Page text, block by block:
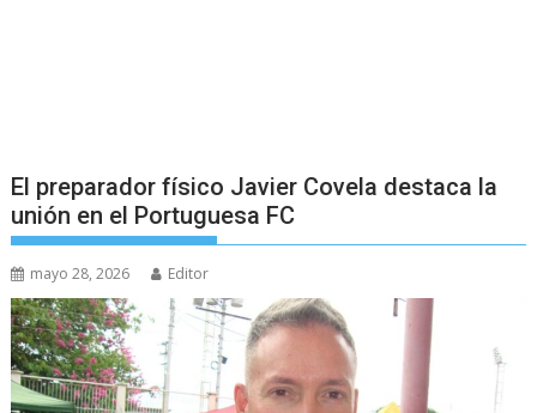
El preparador físico Javier Covela destaca la
unión en el Portuguesa FC
mayo 28, 2026 Editor